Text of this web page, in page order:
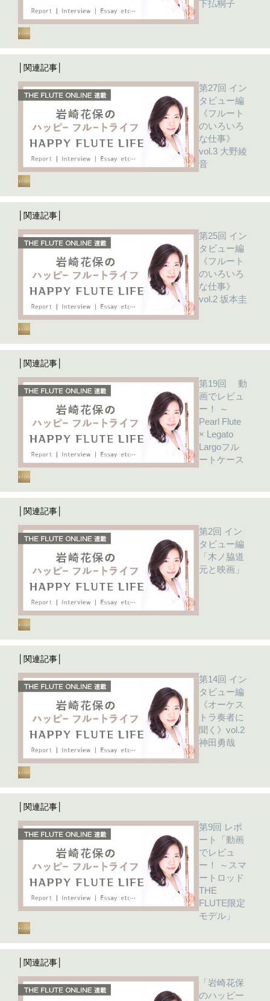
下払桐子
│関連記事│
第27回 イン
タビュー編
《フルート
のいろいろ
な仕事》
vol.3 大野綾
音
│関連記事│
第25回 イン
タビュー編
《フルート
のいろいろ
な仕事》
vol.2 坂本圭
│関連記事│
第19回 動
画でレビュ
ー！ ～
Pearl Flute
× Legato
Largoフル
ートケース
│関連記事│
第2回 イン
タビュー編
「木ノ脇道
元と映画」
│関連記事│
第14回 イン
タビュー編
《オーケス
トラ奏者に
聞く》vol.2
神田勇哉
│関連記事│
第9回 レポ
ート「動画
でレビュ
ー！ ～スマ
ートロッド
THE
FLUTE限定
モデル」
│関連記事│
「岩崎花保
のハッピー